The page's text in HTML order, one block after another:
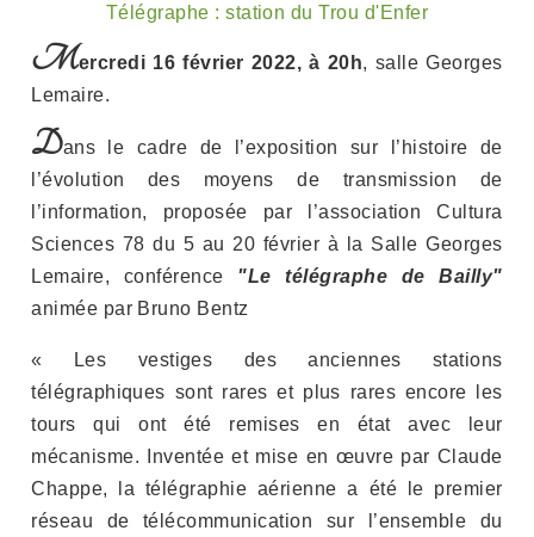
Télégraphe : station du Trou d'Enfer
Mercredi 16 février 2022, à 20h, salle Georges
Lemaire.
Dans le cadre de l’exposition sur l’histoire de
l’évolution des moyens de transmission de
l’information, proposée par l’association Cultura
Sciences 78 du 5 au 20 février à la Salle Georges
Lemaire, conférence "Le télégraphe de Bailly"
animée par Bruno Bentz
« Les vestiges des anciennes stations
télégraphiques sont rares et plus rares encore les
tours qui ont été remises en état avec leur
mécanisme. Inventée et mise en œuvre par Claude
Chappe, la télégraphie aérienne a été le premier
réseau de télécommunication sur l’ensemble du